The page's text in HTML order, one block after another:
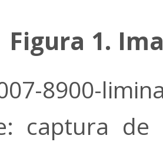
Figura 1.
captura